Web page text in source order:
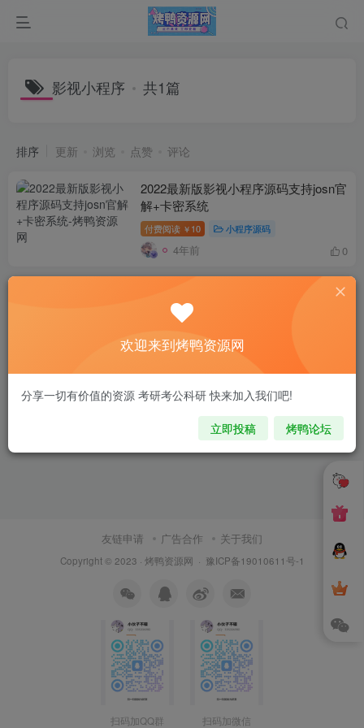
影视小程序 共1篇
排序 更新 浏览 点赞 评论
2022最新版影视小程序源码支持josn官
解+卡密系统
付费阅读 ￥ 10 小程序源码
4年前 0
友链申请 广告合作 关于我们
Copyright © 2023 · 烤鸭资源网 · 豫ICP备19010611号-1
扫码加QQ群 扫码加微信
欢迎来到烤鸭资源网
分享一切有价值的资源 考研考公科研 快来加入我们吧!
立即投稿 烤鸭论坛